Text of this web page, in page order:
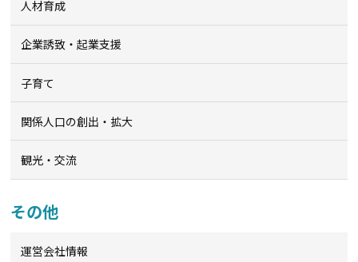
人材育成
企業誘致・起業支援
子育て
関係人口の創出・拡大
観光・交流
その他
運営会社情報